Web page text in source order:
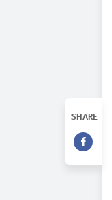
SHARE